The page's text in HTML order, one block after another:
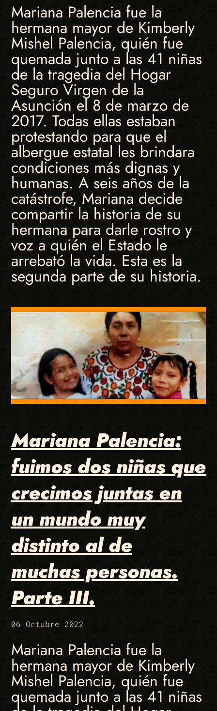
Mariana Palencia fue la
hermana mayor de Kimberly
Mishel Palencia, quién fue
quemada junto a las 41 niñas
de la tragedia del Hogar
Seguro Virgen de la
Asunción el 8 de marzo de
2017. Todas ellas estaban
protestando para que el
albergue estatal les brindara
condiciones más dignas y
humanas. A seis años de la
catástrofe, Mariana decide
compartir la historia de su
hermana para darle rostro y
voz a quién el Estado le
arrebató la vida. Esta es la
segunda parte de su historia.
Mariana Palencia:
fuimos dos niñas que
crecimos juntas en
un mundo muy
distinto al de
muchas personas.
Parte III.
06 Octubre 2022
Mariana Palencia fue la
hermana mayor de Kimberly
Mishel Palencia, quién fue
quemada junto a las 41 niñas